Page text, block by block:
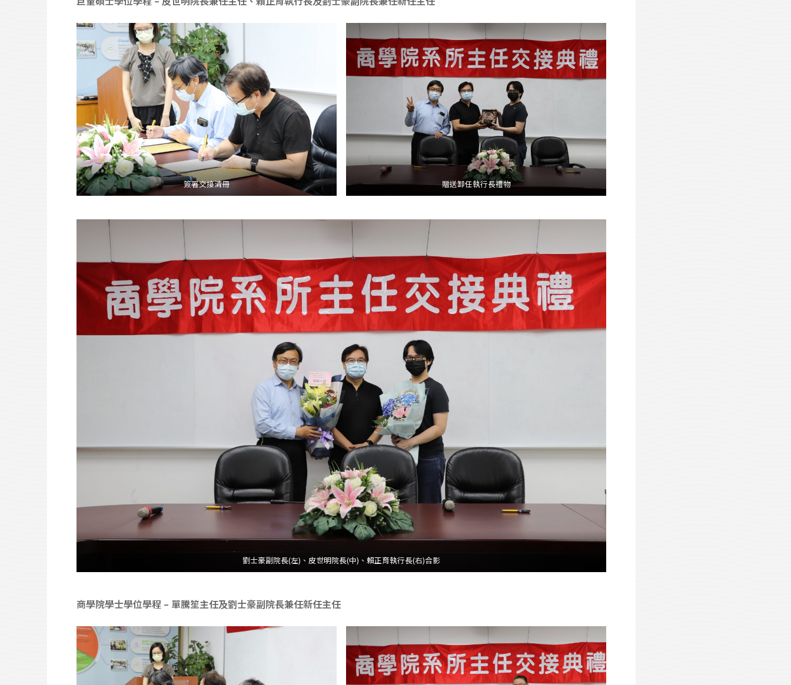
簽署交接清冊 贈送卸任執行長禮物
劉士豪副院長(左)、皮世明院長(中)、賴正育執行長(右)合影
商學院學士學位學程 – 單騰笙主任及劉士豪副院長兼任新任主任